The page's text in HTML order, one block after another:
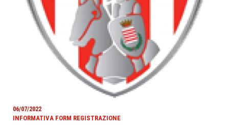
06/07/2022
INFORMATIVA FORM REGISTRAZIONE